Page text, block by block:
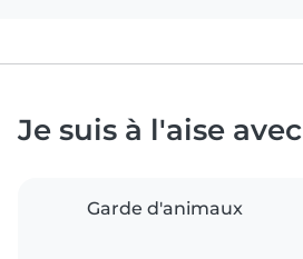
Je suis à l'aise avec
Garde d'animaux